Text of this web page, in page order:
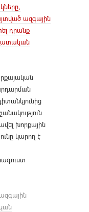
ազգային
դրանք
խորքային
կարող է
ազգային